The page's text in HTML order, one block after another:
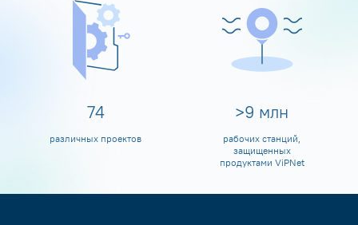
80
различных проектов
>10 млн
рабочих станций,
защищенных
продуктами ViPNet